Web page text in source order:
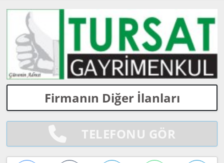
Firmanın Diğer İlanları
TELEFONU GÖR